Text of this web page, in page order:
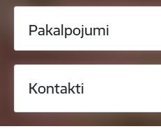
Pakalpojumi
Kontakti